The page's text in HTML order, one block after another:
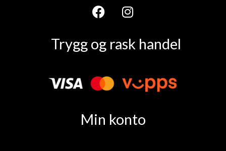
F
c
b
o
I
n
s
g
m
Trygg og rask handel
Min konto